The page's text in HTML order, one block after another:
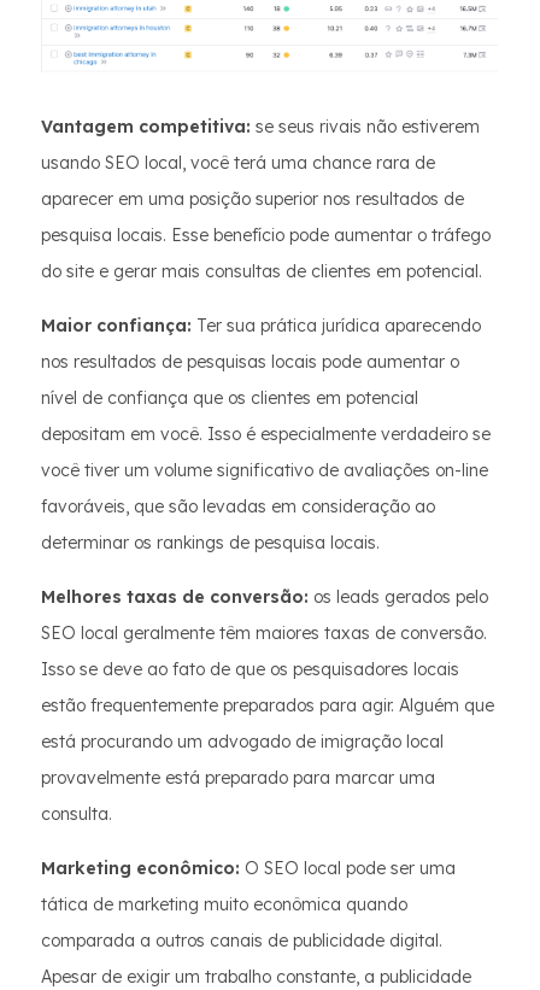
Vantagem competitiva: se seus rivais não estiverem
usando SEO local, você terá uma chance rara de
aparecer em uma posição superior nos resultados de
pesquisa locais. Esse benefício pode aumentar o tráfego
do site e gerar mais consultas de clientes em potencial.
Maior confiança: Ter sua prática jurídica aparecendo
nos resultados de pesquisas locais pode aumentar o
nível de confiança que os clientes em potencial
depositam em você. Isso é especialmente verdadeiro se
você tiver um volume significativo de avaliações on-line
favoráveis, que são levadas em consideração ao
determinar os rankings de pesquisa locais.
Melhores taxas de conversão: os leads gerados pelo
SEO local geralmente têm maiores taxas de conversão.
Isso se deve ao fato de que os pesquisadores locais
estão frequentemente preparados para agir. Alguém que
está procurando um advogado de imigração local
provavelmente está preparado para marcar uma
consulta.
Marketing econômico: O SEO local pode ser uma
tática de marketing muito econômica quando
comparada a outros canais de publicidade digital.
Apesar de exigir um trabalho constante, a publicidade